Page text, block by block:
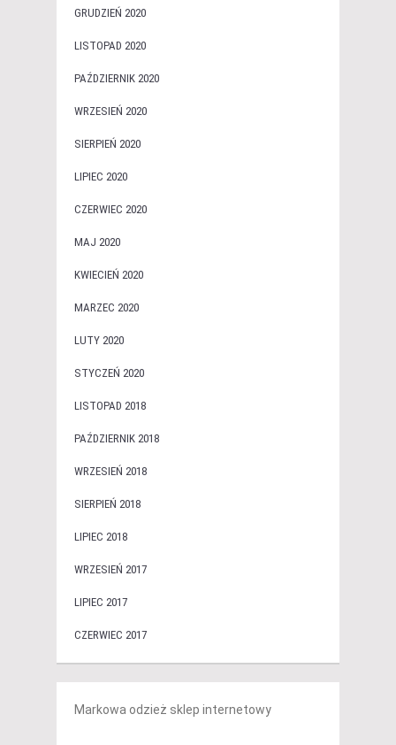
GRUDZIEŃ 2020
LISTOPAD 2020
PAŹDZIERNIK 2020
WRZESIEŃ 2020
SIERPIEŃ 2020
LIPIEC 2020
CZERWIEC 2020
MAJ 2020
KWIECIEŃ 2020
MARZEC 2020
LUTY 2020
STYCZEŃ 2020
LISTOPAD 2018
PAŹDZIERNIK 2018
WRZESIEŃ 2018
SIERPIEŃ 2018
LIPIEC 2018
WRZESIEŃ 2017
LIPIEC 2017
CZERWIEC 2017
Markowa odzież sklep internetowy